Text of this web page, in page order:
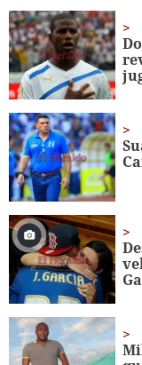
8
minutes,
4
seconds